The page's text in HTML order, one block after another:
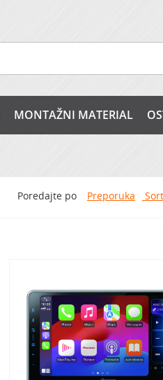
MONTAŽNI MATERIAL
Poredajte po Preporuka